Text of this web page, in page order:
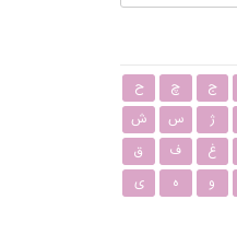
ج چ
ح
ژ س
ش
غ ف
ق
و ه ی